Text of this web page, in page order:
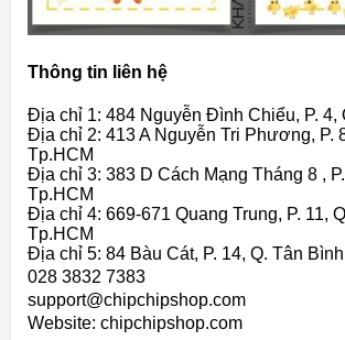
Thông tin liên hệ
Địa chỉ 1: 484 Nguyễn Đình Chiểu, P. 4,
Địa chỉ 2: 413 A Nguyễn Tri Phương, P.
Tp.HCM
Địa chỉ 3: 383 D Cách Mạng Tháng 8 ,
Tp.HCM
Địa chỉ 4: 669-671 Quang Trung, P. 11,
Tp.HCM
Địa chỉ 5: 84 Bàu Cát, P. 14, Q. Tân
028 3832 7383
support@chipchipshop.com
Website: chipchipshop.com